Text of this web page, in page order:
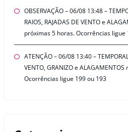
OBSERVAÇÃO – 06/08 13:48 –
RAIOS, RAJADAS DE VENTO e
próximas 5 horas. Ocorrências ligue
ATENÇÃO – 06/08 13:40 –
VENTO, GRANIZO e
Ocorrências ligue 199 ou 193